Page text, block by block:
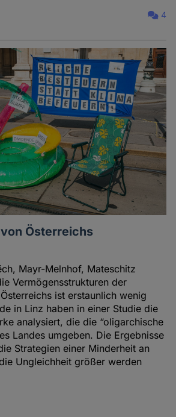
4
Österreichs
Mayr-Melnhof, Mateschitz
Vermögensstrukturen der
ist erstaunlich wenig
in Linz haben in einer Studie die
analysiert, die die “oligarchische
Landes umgeben. Die Ergebnisse
Strategien einer Minderheit an
Ungleichheit größer werden